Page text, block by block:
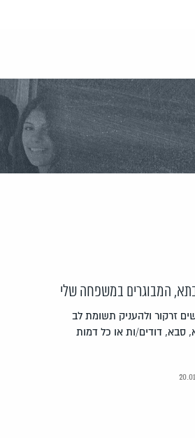
זרקור ולהעניק תשומת לב
סבא, דודים/ות או כל דמות